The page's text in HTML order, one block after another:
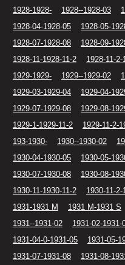
1928-1928- 1928--1928-03
1928-04-1928-05
1928-05-
1928-07-1928-08
1928-09-
1928-11-1928-11-2
1928-11-
1929-1929-
1929--1929-02
1929-03-1929-04
1929-04-
1929-07-1929-08
1929-08-
1929-1-1929-11-2
1929-11-2-
193-1930-
1930--1930-02
1930-04-1930-05
1930-05-
1930-07-1930-08
1930-08-
1930-11-1930-11-2
1930-11-
1931-1931 M
1931 M-1931 S
1931--1931-02
1931-02-1931-
1931-04-0-1931-05
1931-05-
1931-07-1931-08
1931-08-